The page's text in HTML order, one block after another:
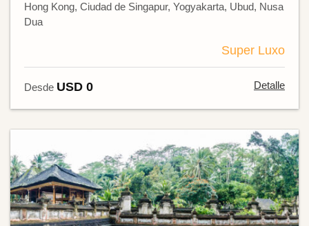
Hong Kong, Ciudad de Singapur, Yogyakarta, Ubud, Nusa
Dua
Super Luxo
Desde USD 0 Detalle